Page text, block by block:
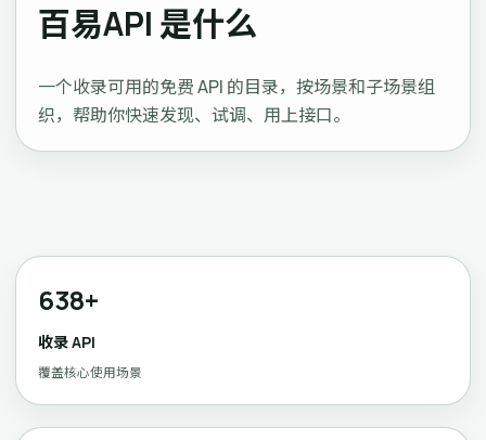
百易API 是什么
一个收录可用的免费 API 的目录，按场景和子场景组
织，帮助你快速发现、试调、用上接口。
638+
收录 API
覆盖核心使用场景